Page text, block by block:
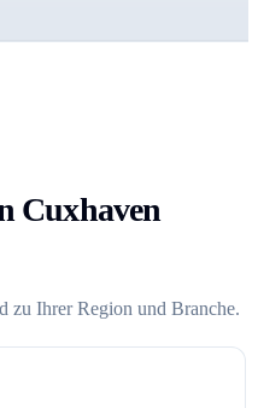
Cuxhaven
zu Ihrer Region und Branche.